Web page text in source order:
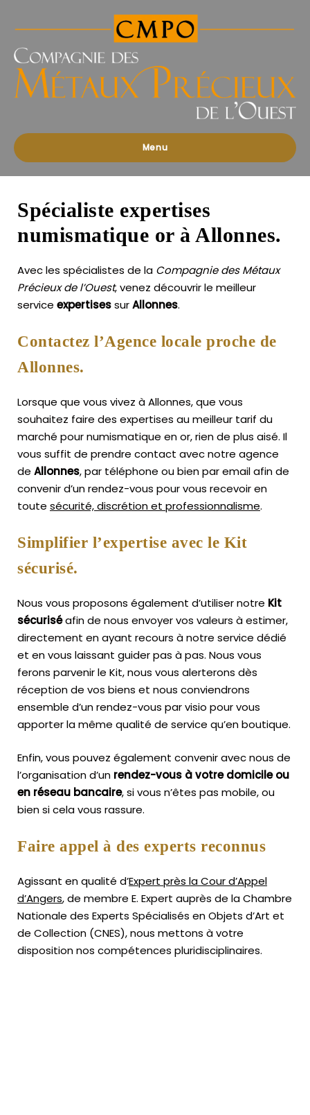
des
Précieux
l'Ouest
Menu
Spécialiste expertises
numismatique or à Allonnes.
Avec les spécialistes de la Compagnie des Métaux
Précieux de l’Ouest, venez découvrir le meilleur
service expertisessurAllonnes.
Contactez l’Agence locale proche de
Allonnes.
Lorsque que vous vivez à Allonnes, que vous
souhaitez faire des expertises au meilleur tarif du
marché pour numismatique en or, rien de plus aisé. Il
vous suffit de prendre contact avec notre agence
de Allonnes, par téléphone ou bien par email afin de
convenir d’un rendez-vous pour vous recevoir en
toute sécurité, discrétion et professionnalisme.
Simplifier l’expertise avec le Kit
sécurisé.
Nous vous proposons également d’utiliser notre Kit
sécuriséafin de nous envoyer vos valeurs à estimer,
directement en ayant recours à notre service dédié
et en vous laissant guider pas à pas. Nous vous
ferons parvenir le Kit, nous vous alerterons dès
réception de vos biens et nous conviendrons
ensemble d’un rendez-vous par visio pour vous
apporter la même qualité de service qu’en boutique.
Enfin, vous pouvez également convenir avec nous de
l’organisation d’un rendez-vous à votre domicile ou
en réseau bancaire, si vous n’êtes pas mobile, ou
bien si cela vous rassure.
Faire appel à des experts reconnus
Agissant en qualité d’Expert près la Cour d’Appel
d’Angers, de membre E. Expert auprès de laChambre
Nationale des Experts Spécialisés en Objets d’Art et
de Collection (CNES),nous mettons à votre
disposition nos compétences pluridisciplinaires.